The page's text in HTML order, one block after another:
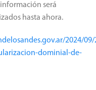
será
hasta ahora.
2024/
dominial-de-